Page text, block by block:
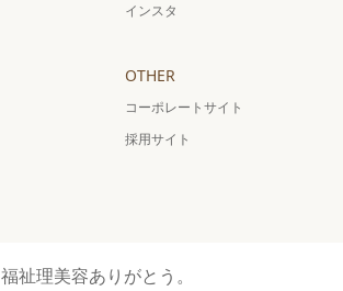
インスタ
OTHER
コーポレートサイト
採用サイト
福祉理美容ありがとう。